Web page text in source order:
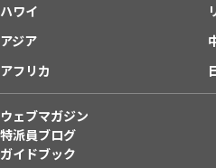
ハワイ
アジア
アフリカ
ウェブマガジン
特派員ブログ
ガイドブック